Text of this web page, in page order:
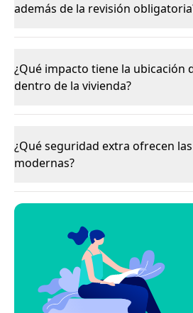
además de la revisión
¿Qué impacto tiene la ubicación
dentro de la vivienda?
¿Qué seguridad extra ofrecen
modernas?